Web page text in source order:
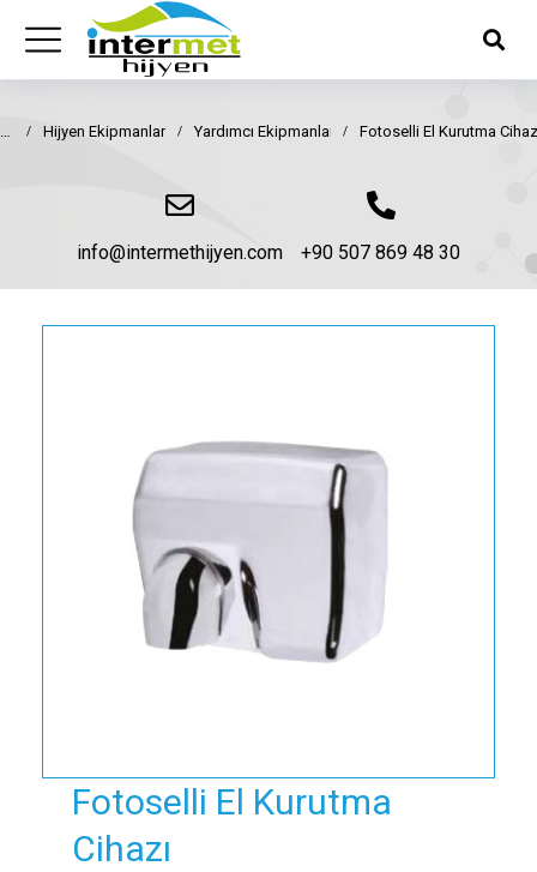
You are here:
Hijyen Ekipmanları Yardımcı Ekipmanlar Fotoselli El Kurutma
info@intermethijyen.com +90 507 869 48 30
Fotoselli El Kurutma
Cihazı